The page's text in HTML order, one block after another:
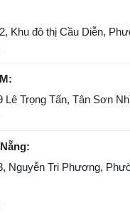
Khu đô thị Cầu Diễn,
Lê Trọng Tấn, Tân Sơn
Nguyễn Tri Phương,